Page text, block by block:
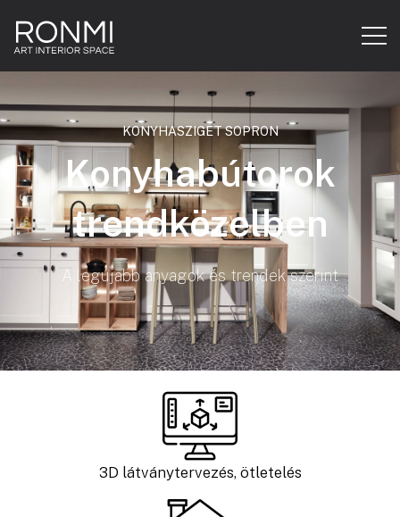
KONYHASZIGET SOPRON
Konyhabútorok
trendközelben
A legújabb anyagok és trendek szerint
3D látványtervezés, ötletelés